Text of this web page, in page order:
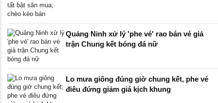
Quảng Ninh xử lý 'phe vé' rao bán vé giả
trận Chung kết bóng đá nữ
Lo mưa giông đúng giờ chung kết, phe vé
điêu đứng giảm giá kịch khung